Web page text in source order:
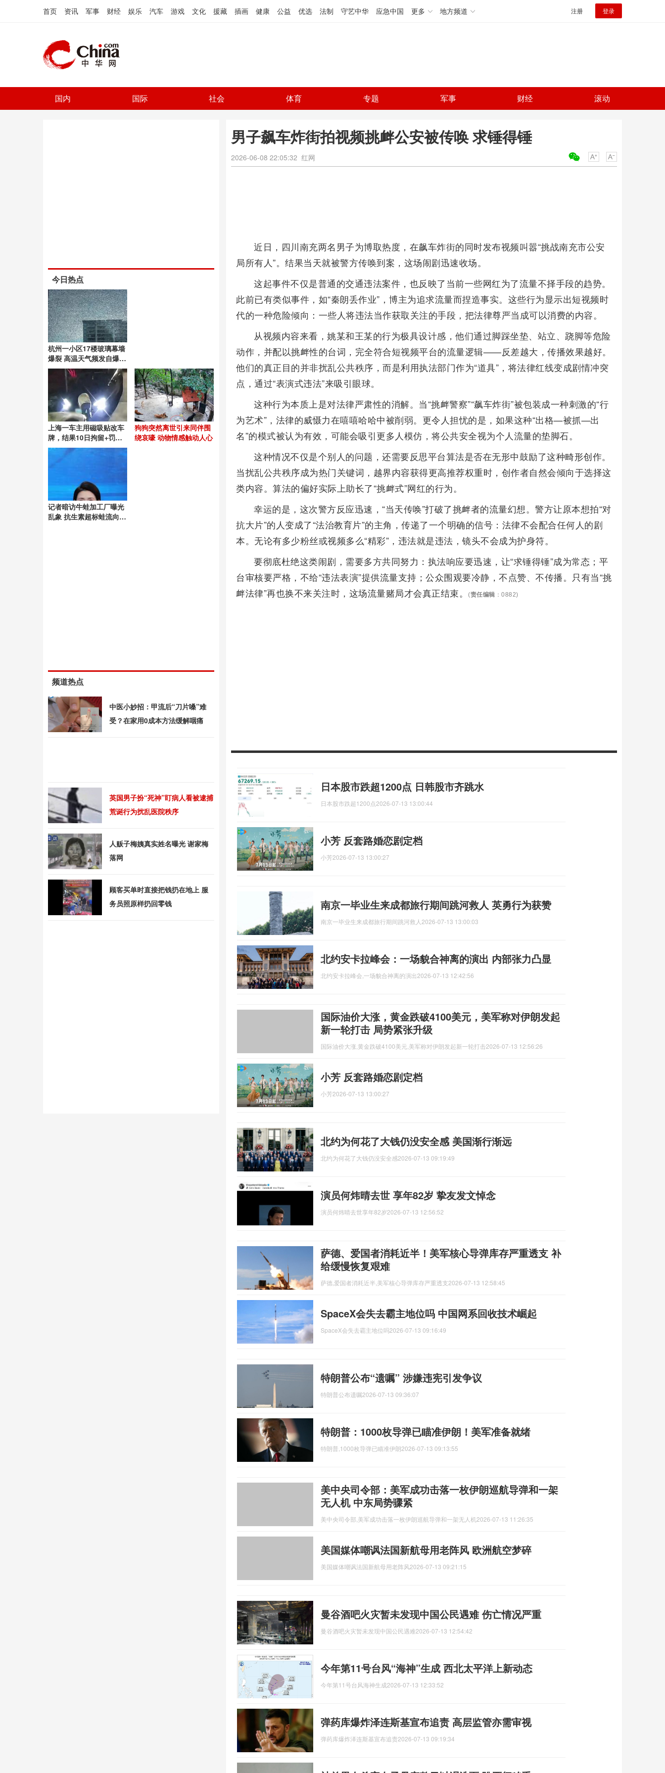
首页 资讯 军事 财经 娱乐 汽车 游戏 文化 援藏 插画 健康 公益 优选 法制 守艺中华 应急中国 更多 地方频道 注册 登录
国内 国际 社会 体育 专题 军事 财经 滚动
男子飙车炸街拍视频挑衅公安被传唤 求锤得锤
2026-06-08 22:05:32 红网
近日，四川南充两名男子为博取热度，在飙车炸街的同时发布视频叫嚣“挑战南充市公安
局所有人”。结果当天就被警方传唤到案，这场闹剧迅速收场。
这起事件不仅是普通的交通违法案件，也反映了当前一些网红为了流量不择手段的趋势。
此前已有类似事件，如“秦朗丢作业”，博主为追求流量而捏造事实。这些行为显示出短视频时
代的一种危险倾向：一些人将违法当作获取关注的手段，把法律尊严当成可以消费的内容。
从视频内容来看，姚某和王某的行为极具设计感，他们通过脚踩坐垫、站立、跷脚等危险
动作，并配以挑衅性的台词，完全符合短视频平台的流量逻辑——反差越大，传播效果越好。
他们的真正目的并非扰乱公共秩序，而是利用执法部门作为“道具”，将法律红线变成剧情冲突
点，通过“表演式违法”来吸引眼球。
这种行为本质上是对法律严肃性的消解。当“挑衅警察”“飙车炸街”被包装成一种刺激的“行
为艺术”，法律的威慑力在嘻嘻哈哈中被削弱。更令人担忧的是，如果这种“出格—被抓—出
名”的模式被认为有效，可能会吸引更多人模仿，将公共安全视为个人流量的垫脚石。
这种情况不仅是个别人的问题，还需要反思平台算法是否在无形中鼓励了这种畸形创作。
当扰乱公共秩序成为热门关键词，越界内容获得更高推荐权重时，创作者自然会倾向于选择这
类内容。算法的偏好实际上助长了“挑衅式”网红的行为。
幸运的是，这次警方反应迅速，“当天传唤”打破了挑衅者的流量幻想。警方让原本想拍“对
抗大片”的人变成了“法治教育片”的主角，传递了一个明确的信号：法律不会配合任何人的剧
本。无论有多少粉丝或视频多么“精彩”，违法就是违法，镜头不会成为护身符。
要彻底杜绝这类闹剧，需要多方共同努力：执法响应要迅速，让“求锤得锤”成为常态；平
台审核要严格，不给“违法表演”提供流量支持；公众围观要冷静，不点赞、不传播。只有当“挑
衅法律”再也换不来关注时，这场流量赌局才会真正结束。
(责任编辑 ：0882)
日本股市跌超1200点 日韩股市齐跳水
日本股市跌超1200点2026-07-13 13:00:44
小芳 反套路婚恋剧定档
小芳2026-07-13 13:00:27
南京一毕业生来成都旅行期间跳河救人 英勇行为获赞
南京一毕业生来成都旅行期间跳河救人 2026-07-13 13:00:03
北约安卡拉峰会：一场貌合神离的演出 内部张力凸显
北约安卡拉峰会,一场貌合神离的演出2026-07-13 12:42:56
国际油价大涨，黄金跌破4100美元，美军称对伊朗发起
新一轮打击 局势紧张升级
国际油价大涨,黄金跌破4100美元,美军称对伊朗发起新一轮打击2026-07-13 12:56:26
小芳 反套路婚恋剧定档
小芳2026-07-13 13:00:27
北约为何花了大钱仍没安全感 美国渐行渐远
北约为何花了大钱仍没安全感2026-07-13 09:19:49
演员何炜晴去世 享年82岁 挚友发文悼念
演员何炜晴去世享年82岁2026-07-13 12:56:52
萨德、爱国者消耗近半！美军核心导弹库存严重透支 补
给缓慢恢复艰难
萨德,爱国者消耗近半,美军核心导弹库存严重透支2026-07-13 12:58:45
SpaceX会失去霸主地位吗 中国网系回收技术崛起
SpaceX会失去霸主地位吗2026-07-13 09:16:49
特朗普公布“遗嘱” 涉嫌违宪引发争议
特朗普公布遗嘱2026-07-13 09:36:07
特朗普：1000枚导弹已瞄准伊朗！美军准备就绪
特朗普,1000枚导弹已瞄准伊朗2026-07-13 09:13:55
美中央司令部：美军成功击落一枚伊朗巡航导弹和一架
无人机 中东局势骤紧
美中央司令部,美军成功击落一枚伊朗巡航导弹和一架无人机 2026-07-13 11:26:35
美国媒体嘲讽法国新航母用老阵风 欧洲航空梦碎
美国媒体嘲讽法国新航母用老阵风2026-07-13 09:21:15
曼谷酒吧火灾暂未发现中国公民遇难 伤亡情况严重
曼谷酒吧火灾暂未发现中国公民遇难2026-07-13 12:54:42
今年第11号台风“海神”生成 西北太平洋上新动态
今年第11号台风海神生成2026-07-13 12:33:52
弹药库爆炸泽连斯基宣布追责 高层监管亦需审视
弹药库爆炸泽连斯基宣布追责2026-07-13 09:19:34
今日热点
杭州一小区17楼玻璃幕墙
爆裂 高温天气频发自爆现
象
上海一车主用磁吸贴改车
牌，结果10日拘留+罚款
5000元
狗狗突然离世引来同伴围
绕哀嚎 动物情感触动人心
记者暗访牛蛙加工厂曝光
乱象 抗生素超标蛙流向市
频道热点
中医小妙招：甲流后“刀片嗓”难
受？在家用0成本方法缓解咽痛
英国男子扮“死神”盯病人看被逮捕
荒诞行为扰乱医院秩序
人贩子梅姨真实姓名曝光 谢家梅
落网
顾客买单时直接把钱扔在地上 服
务员照原样扔回零钱